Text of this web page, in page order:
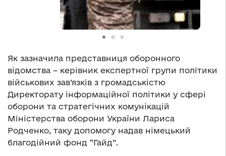
Як зазначила представниця оборонного
відомства – керівник експертної групи політики
військових зав’язків з громадськістю
Директорату інформаційної політики у сфері
оборони та стратегічних комунікацій
Міністерства оборони України Лариса
Родченко, таку допомогу надав німецький
благодійний фонд “Гайд”.